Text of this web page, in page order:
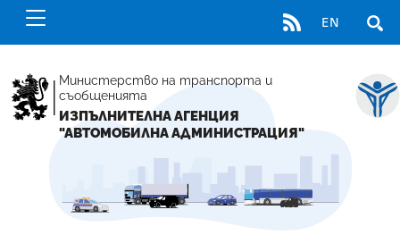
RSS EN
Министерство на транспорта и
съобщенията
ИЗПЪЛНИТЕЛНА АГЕНЦИЯ
"АВТОМОБИЛНА АДМИНИСТРАЦИЯ"